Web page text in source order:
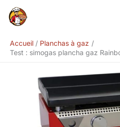
Accueil
Planchas à gaz
Test : simogas plancha gaz
Rechercher